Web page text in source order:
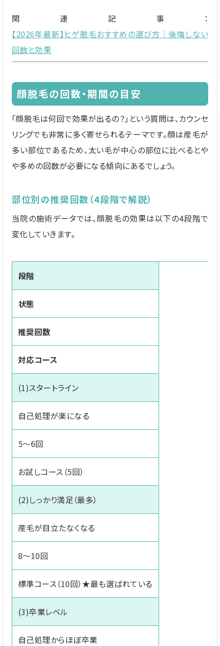
関連記事：
【2026年最新】ヒゲ脱毛おすすめの選び方｜後悔しない
回数と効果
顔脱毛の回数・期間の目安
「顔脱毛は何回で効果が出るの？」という質問は、カウンセ
リングでも非常に多く寄せられるテーマです。顔は産毛が
多い部位であるため、太い毛が中心の部位に比べるとや
や多めの回数が必要になる傾向にあるでしょう。
部位別の推奨回数（4段階で解説）
当院の施術データでは、顔脱毛の効果は以下の4段階で
変化していきます。
段階
状態
推奨回数
対応コース
(1)スタートライン
自己処理が楽になる
5〜6回
お試しコース（5回）
(2)しっかり満足（最多）
産毛が目立たなくなる
8〜10回
標準コース（10回）★最も選ばれている
(3)卒業レベル
自己処理からほぼ卒業